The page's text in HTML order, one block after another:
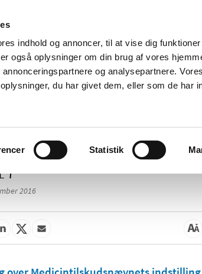
indhold og annoncer, til at vise dig
også oplysninger om din brug af vores
og analysepartnere.
du har givet dem, eller som de har
Statistik
Nyheder Om os
Tilskud og
Apoteker og salg af
2016